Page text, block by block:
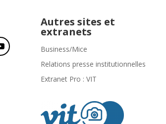
Autres sites et
extranets
Business/Mice
Relations presse institutionnelles
Extranet Pro : VIT